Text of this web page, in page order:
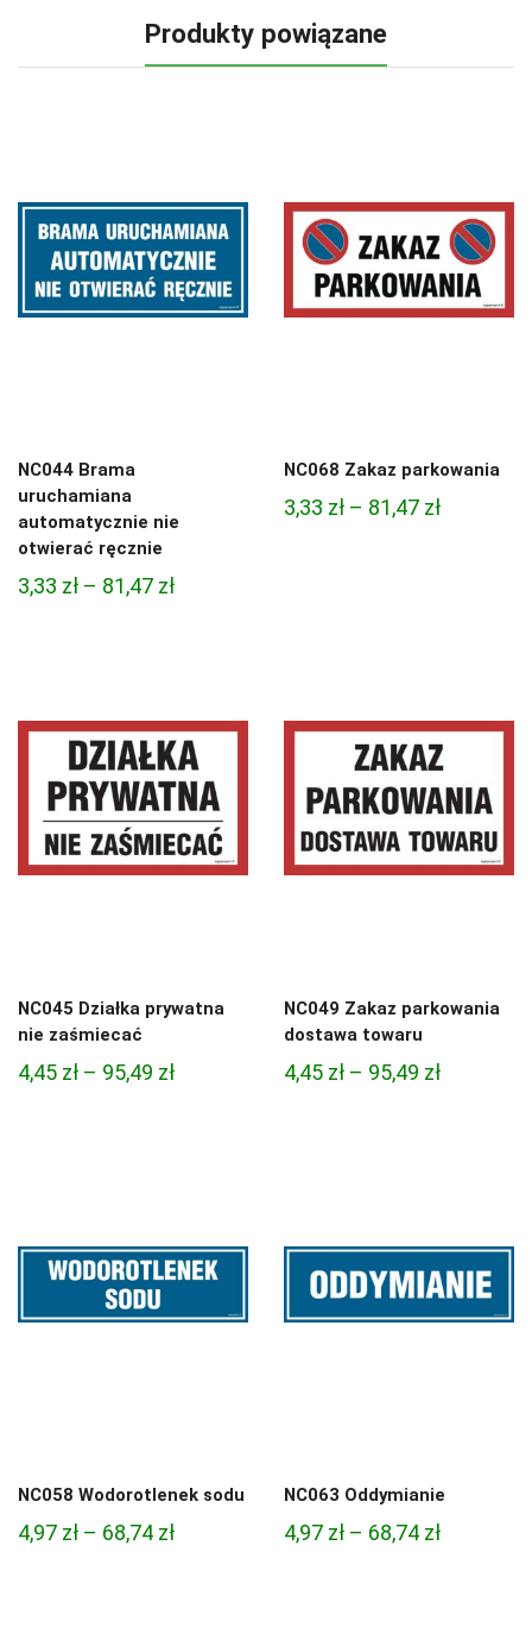
Produkty powiązane
NC044 Brama
uruchamiana
automatycznie nie
otwierać ręcznie
3,33 zł – 81,47 złZakres
81,47 zł
NC068 Zakaz parkowania
3,33 zł – 81,47 złZakres
NC045 Działka prywatna
nie zaśmiecać
4,45 zł – 95,49 złZakres
NC049 Zakaz parkowania
dostawa towaru
4,45 zł – 95,49 złZakres
NC058 Wodorotlenek sodu
4,97 zł – 68,74 złZakres
NC063 Oddymianie
4,97 zł – 68,74 złZakres